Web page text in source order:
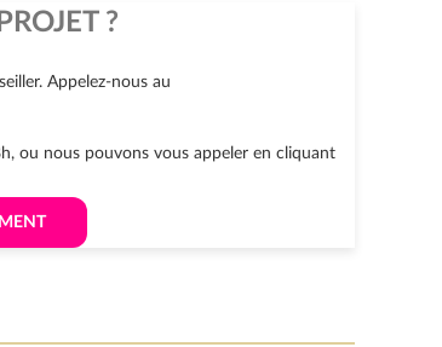
?
Appelez-nous au
ou nous pouvons vous appeler en cliquant